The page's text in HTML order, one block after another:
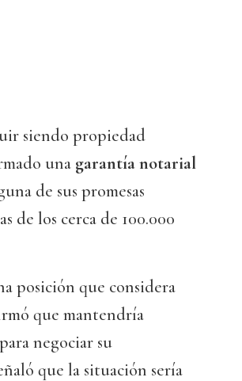
siendo propiedad
una garantía notarial
de sus promesas
de los cerca de 100.000
posición que considera
que mantendría
negociar su
que la situación sería